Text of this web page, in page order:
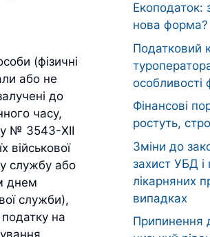
(фізичні
або не
до
часу,
№ 3543-XІІ
військової
службу або
днем
служби),
податку на
Екоподаток:
нова форма?
Податковий
Фінансові
ростуть,
Зміни до
захист УБД і
лікарняних
випадках
Припинення